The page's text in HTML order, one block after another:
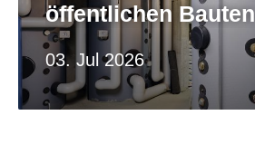
03. Jul 2026
öffentlichen Bauten